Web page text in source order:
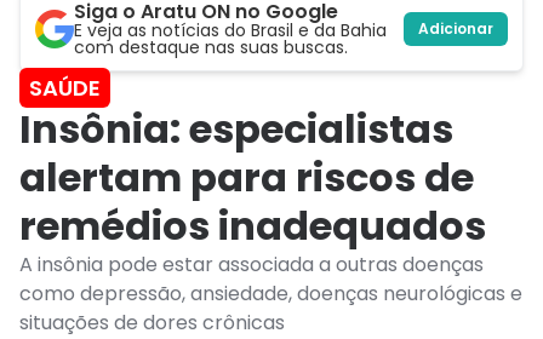
Siga o Aratu ON no Google
E veja as notícias do Brasil e da Bahia
com destaque nas suas buscas.
Adicionar
SAÚDE
Insônia: especialistas
alertam para riscos de
remédios inadequados
A insônia pode estar associada a outras doenças
como depressão, ansiedade, doenças neurológicas e
situações de dores crônicas